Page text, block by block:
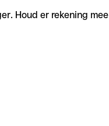
Houd er rekening